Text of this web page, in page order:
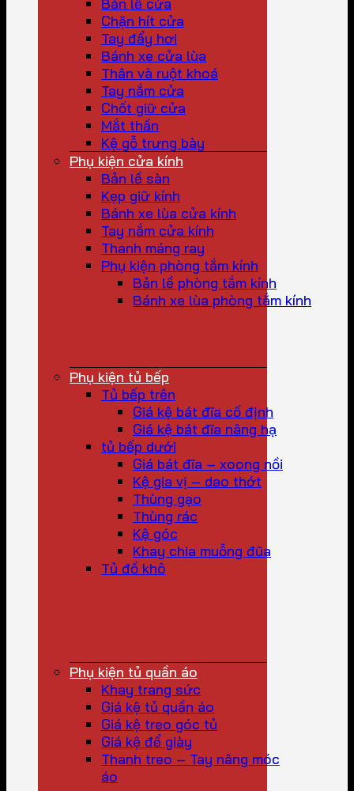
Chặn hít cửa
Tay đẩy hơi
Bánh xe cửa lùa
Thân và ruột khoá
Tay nắm cửa
Chốt giữ cửa
Mắt thần
Kệ gỗ trưng bày
Phụ kiện cửa kính
Bản lề sàn
Kẹp giữ kính
Bánh xe lùa cửa kính
Tay nắm cửa kính
Thanh máng ray
Phụ kiện phòng tắm kính
Bản lề phòng tắm kính
Bánh xe lùa phòng tắm kính
Phụ kiện tủ bếp
Tủ bếp trên
Giá kệ bát đĩa cố định
Giá kệ bát đĩa nâng hạ
tủ bếp dưới
Giá bát đĩa – xoong nồi
Kệ gia vị – dao thớt
Thùng gạo
Thùng rác
Kệ góc
Khay chia muỗng đũa
Tủ đồ khô
Phụ kiện tủ quần áo
Khay trang sức
Giá kệ tủ quần áo
Giá kệ treo góc tủ
Giá kệ để giày
Thanh treo – Tay nâng móc
áo